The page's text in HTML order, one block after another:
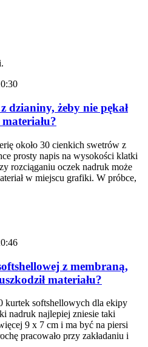
dzianiny, żeby nie pękał
około 30 cienkich swetrów z
prosty napis na wysokości klatki
rozciąganiu oczek nadruk może
w miejscu grafiki. W próbce,
z membraną,
materiału?
kurtek softshellowych dla ekipy
nadruk najlepiej zniesie taki
9 x 7 cm i ma być na piersi
pracowało przy zakładaniu i